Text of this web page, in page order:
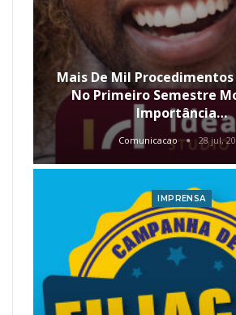
Mais De Mil
No Primeiro Semestre
Importância…
Comunicacao 28 jul,
IMPRENSA